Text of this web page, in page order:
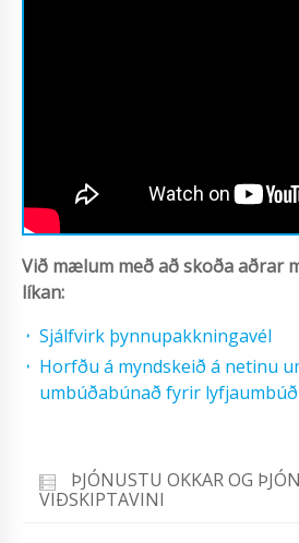
Við mælum með að skoða aðrar
líkan:
Sjálfvirk þynnupakkningavél
Horfðu á myndskeið á netinu
umbúðabúnað fyrir
ÞJÓNUSTU OKKAR OG
VIÐSKIPTAVINI